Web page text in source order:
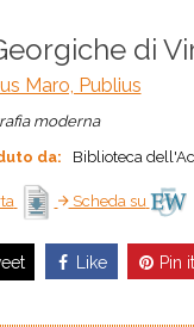
di
Maro, Publius
moderna
da:
Biblioteca
Scheda su
Like Pin it